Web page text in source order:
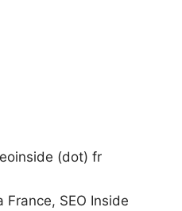
(dot) fr
SEO Inside